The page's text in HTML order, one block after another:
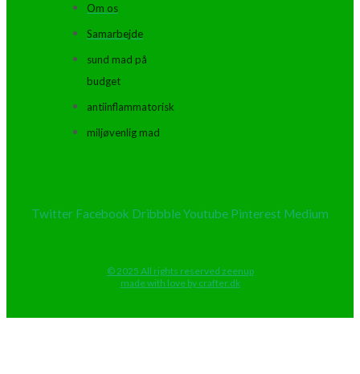
Om os
Samarbejde
sund mad på
budget
antiinflammatorisk
miljøvenlig mad
Twitter Facebook DribbbleYoutube Pinterest Medium
© 2025 All rights reserved zeenup
made with love by crafter.dk